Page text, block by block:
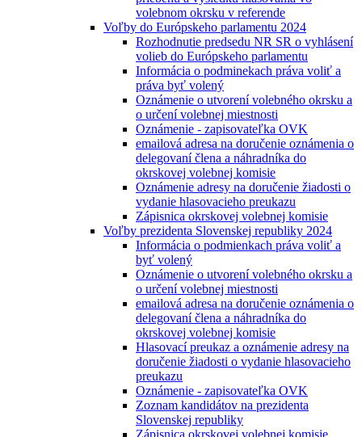
volebnom okrsku v referende
Voľby do Európskeho parlamentu 2024
Rozhodnutie predsedu NR SR o vyhlásení
volieb do Európskeho parlamentu
Informácia o podminekach práva voliť a
práva byť volený
Oznámenie o utvorení volebného okrsku a
o určení volebnej miestnosti
Oznámenie - zapisovateľka OVK
emailová adresa na doručenie oznámenia o
delegovaní člena a náhradníka do
okrskovej volebnej komisie
Oznámenie adresy na doručenie žiadosti o
vydanie hlasovacieho preukazu
Zápisnica okrskovej volebnej komisie
Voľby prezidenta Slovenskej republiky 2024
Informácia o podmienkach práva voliť a
byť volený
Oznámenie o utvorení volebného okrsku a
o určení volebnej miestnosti
emailová adresa na doručenie oznámenia o
delegovaní člena a náhradníka do
okrskovej volebnej komisie
Hlasovací preukaz a oznámenie adresy na
doručenie žiadosti o vydanie hlasovacieho
preukazu
Oznámenie - zapisovateľka OVK
Zoznam kandidátov na prezidenta
Slovenskej republiky
Zápisnica okrskovej volebnej komisie